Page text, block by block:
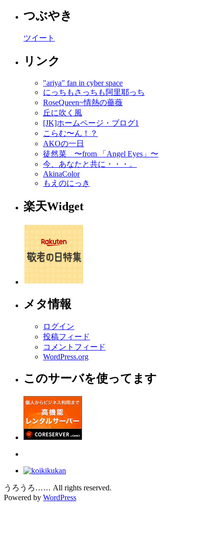
つぶやき
ツイート
リンク
"ariya" fan in cyber space
にっちもさっちも阿里耶っち
RoseQueen~情熱の薔薇
丘に吹く風
[JK]ホームページ・ブログ1
こらむ〜ん！？
AKOの一日
徒然菜 〜from 「Angel Eyes」〜
今、あなたと共に・・・。
AkinaColor
もえのにっき
楽天Widget
メタ情報
ログイン
投稿フィード
コメントフィード
WordPress.org
このサーバを使ってます
うろうろ…… All rights reserved.
Powered by WordPress